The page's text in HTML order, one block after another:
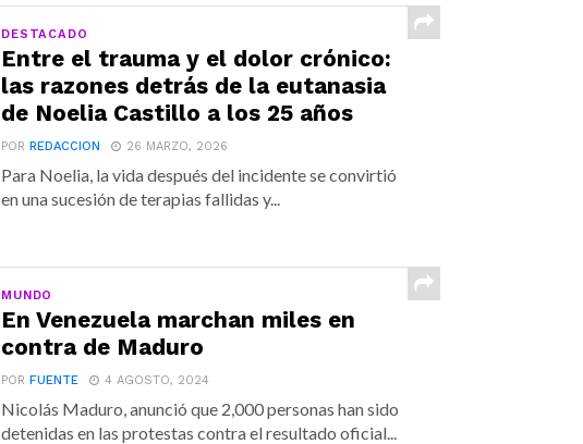
DESTACADO
Entre el trauma y el dolor crónico:
las razones detrás de la eutanasia
de Noelia Castillo a los 25 años
PORREDACCION 26 MARZO, 2026
Para Noelia, la vida después del incidente se convirtió
en una sucesión de terapias fallidas y...
MUNDO
En Venezuela marchan miles en
contra de Maduro
PORFUENTE 4 AGOSTO, 2024
Nicolás Maduro, anunció que 2,000 personas han sido
detenidas en las protestas contra el resultado oficial...